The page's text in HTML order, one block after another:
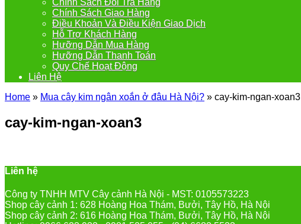
Chính Sách Giao Hàng
Điều Khoản Và Điều Kiện Giao Dịch
Hỗ Trợ Khách Hàng
Hưỡng Dẫn Mua Hàng
Hưỡng Dẫn Thanh Toán
Quy Chế Hoạt Động
Liên Hệ
Home » Mua cây kim ngân xoắn ở đâu Hà Nội? » cay-kim-ngan-xoan3
cay-kim-ngan-xoan3
Liên hệ
Công ty TNHH MTV Cây cảnh Hà Nội - MST: 0105573223
Shop cây cảnh 1: 628 Hoàng Hoa Thám, Bưởi, Tây Hồ, Hà Nội
Shop cây cảnh 2: 616 Hoàng Hoa Thám, Bưởi, Tây Hồ, Hà Nội